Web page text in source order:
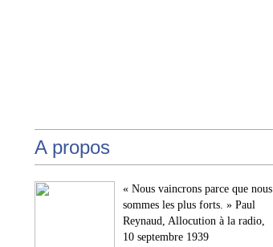
A propos
« Nous vaincrons parce que nous
sommes les plus forts. » Paul
Reynaud, Allocution à la radio,
10 septembre 1939